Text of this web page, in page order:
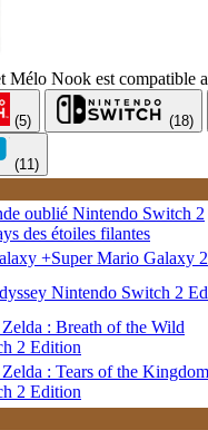
Mélo Nook est compatible
(5) (18)
(11)
oublié Nintendo Switch 2
des étoiles filantes
+Super Mario Galaxy 2
Nintendo Switch 2
: Breath of the Wild
2 Edition
: Tears of the Kingdom
2 Edition